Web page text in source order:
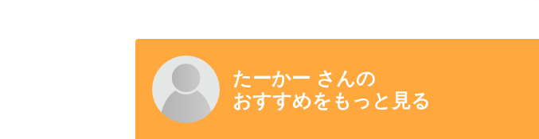
たーかー さんの
おすすめをもっと見る